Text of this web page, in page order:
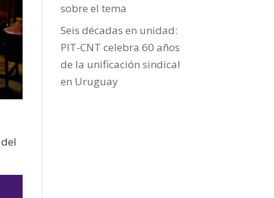
sobre el tema
Seis décadas en unidad:
PIT-CNT celebra 60 años
de la unificación sindical
en Uruguay